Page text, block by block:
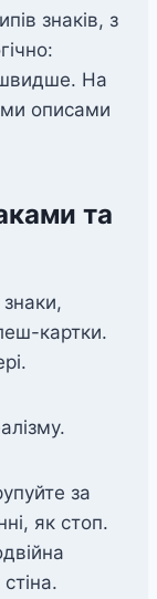
знаків, з
швидше. На
описами
та
картки.
за
як стоп.